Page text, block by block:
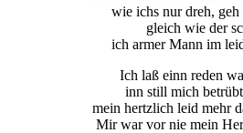
wie ichs nur dreh, geh
gleich wie der
ich armer Mann im
Ich laß einn reden
inn still mich
mein hertzlich leid mehr
Mir war vor nie mein